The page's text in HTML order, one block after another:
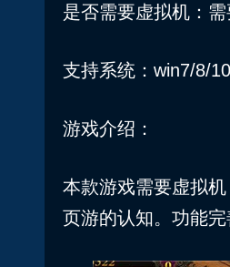
是否需要虚拟机：
支持系统：win7/8/
游戏介绍：
本款游戏需要虚拟
页游的认知。功能